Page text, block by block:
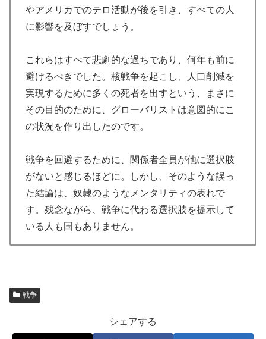
やアメリカでのテロ活動が後を引き、すべての人
に影響を及ぼすでしょう。
これらはすべて悲劇的な過ちであり、何年も前に
避けるべきでした。核戦争を起こし、人口削減を
実現するために多くの死者を出すという、まさに
その目的のために、グローバリストは意図的にこ
の状況を作り出したのです。
戦争を回避するために、関係者全員が他に選択肢
がないと感じるほどに。しかし、そのような誤っ
た結論は、奴隷のようなメンタリティの表れで
す。残念ながら、戦争に代わる選択肢を提示して
いる人も国もありません。
戦争
シェアする